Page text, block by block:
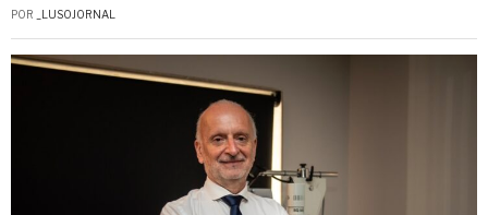
POR _LUSOJORNAL